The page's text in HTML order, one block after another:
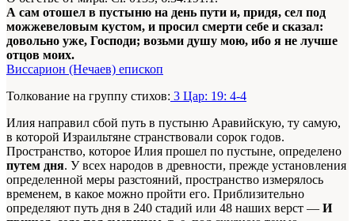
А сам отошел в пустыню на день пути и, придя, сел под
можжевеловым кустом, и просил смерти себе и сказал:
довольно уже, Господи; возьми душу мою, ибо я не лучше
отцов моих.
Виссарион (Нечаев) епископ
Толкование на группу стихов: 3 Цар: 19: 4-4
Илия направил сбой путь в пустыню Аравийскую, ту самую,
в которой Израильтяне странствовали сорок годов.
Пространство, которое Илия прошел по пустыне, определено
путем дня. У всех народов в древности, прежде установления
определенной меры разстояний, пространство измерялось
временем, в какое можно пройти его. Приблизительно
определяют путь дня в 240 стадий или 48 наших верст — И